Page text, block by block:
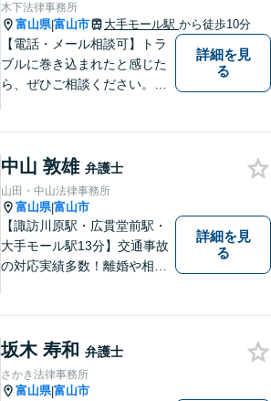
木下法律事務所
富山県|富山市 大手モール駅 から徒歩10分
【電話・メール相談可】トラ
ブルに巻き込まれたと感じた
ら、ぜひご相談ください。離
を解決するため、迅速かつ丁
寧にサポートいたします。
【夜間対応可能】
詳細を見
る
中山 敦雄 弁護士
山田・中山法律事務所
富山県|富山市
【諏訪川原駅・広貫堂前駅・
大手モール駅13分】交通事故
の対応実績多数！離婚や相続
策がないか考えてみません
か？【複数弁護士在籍】
詳細を見
る
坂木 寿和 弁護士
さかき法律事務所
富山県|富山市